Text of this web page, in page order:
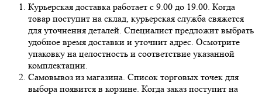
Курьерская доставка работает с 9.00 до 19.00. Когда
товар поступит на склад, курьерская служба свяжется
для уточнения деталей. Специалист предложит выбрать
удобное время доставки и уточнит адрес. Осмотрите
упаковку на целостность и соответствие указанной
комплектации.
Самовывоз из магазина. Список торговых точек для
выбора появится в корзине. Когда заказ поступит на